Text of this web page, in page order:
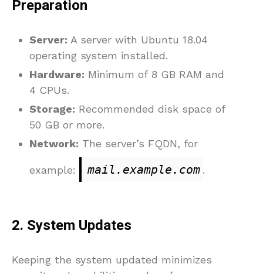
Preparation
Server: A server with Ubuntu 18.04
operating system installed.
Hardware: Minimum of 8 GB RAM and
4 CPUs.
Storage: Recommended disk space of
50 GB or more.
Network: The server’s FQDN, for
example: mail.example.com .
2. System Updates
Keeping the system updated minimizes